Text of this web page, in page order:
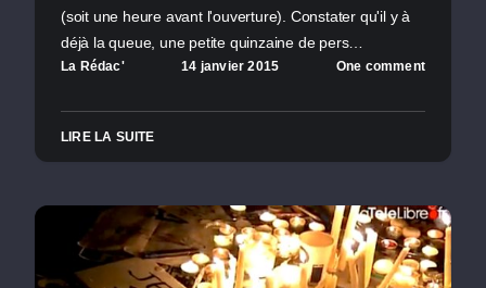
(soit une heure avant l'ouverture). Constater qu'il y à
déjà la queue, une petite quinzaine de pers…
La Rédac' 14 janvier 2015 One comment
LIRE LA SUITE